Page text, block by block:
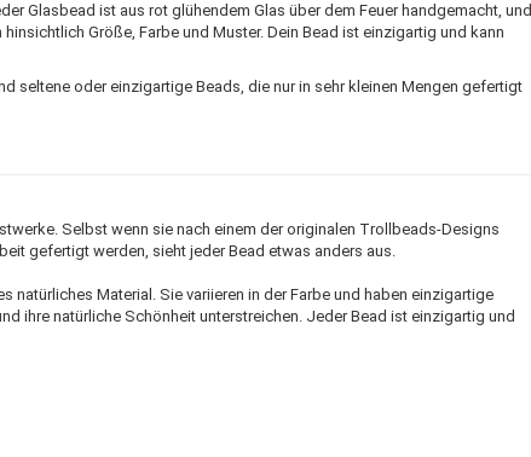
Glasbead ist aus rot glühendem Glas über dem Feuer handgemacht, und
Größe, Farbe und Muster. Dein Bead ist einzigartig und kann
seltene oder einzigartige Beads, die nur in sehr kleinen Mengen gefertigt
Selbst wenn sie nach einem der originalen Trollbeads-Designs
gefertigt werden, sieht jeder Bead etwas anders aus.
natürliches Material. Sie variieren in der Farbe und haben einzigartige
ihre natürliche Schönheit unterstreichen. Jeder Bead ist einzigartig und